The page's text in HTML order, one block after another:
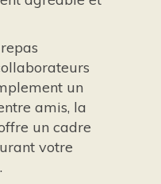
un
amis, la
un cadre
votre